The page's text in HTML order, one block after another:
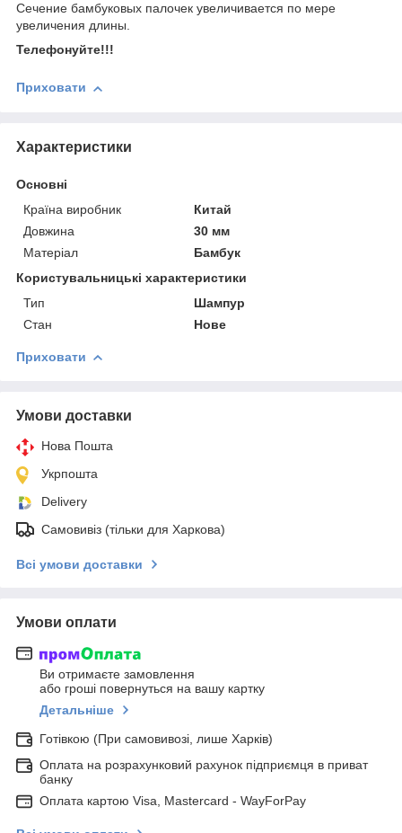
Сечение бамбуковых палочек увеличивается по мере
увеличения длины.
Телефонуйте!!!
Приховати
Характеристики
Основні
Країна виробник
Китай
Довжина
30 мм
Матеріал
Бамбук
Користувальницькі характеристики
Тип
Шампур
Стан
Нове
Приховати
Умови доставки
Нова Пошта
Укрпошта
Delivery
Самовивіз (тільки для Харкова)
Всі умови доставки
Умови оплати
Ви отримаєте замовлення
або гроші повернуться на вашу картку
Детальніше
Готівкою (При самовивозі, лише Харків)
Оплата на розрахунковий рахунок підприємця в приват
банку
Оплата картою Visa, Mastercard - WayForPay